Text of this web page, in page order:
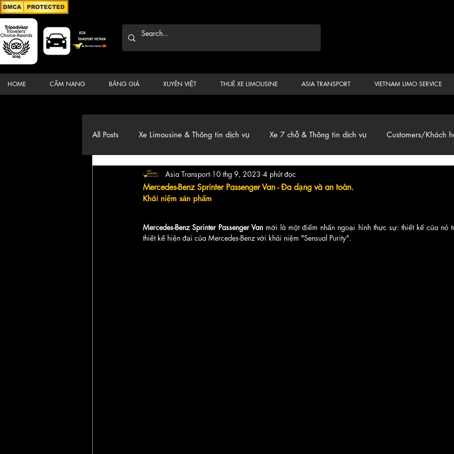
HOME CẨM NANG BẢNG GIÁ XUYÊN VIỆT THUÊ XE LIMOUSINE ASIA TRANSPORT VIETNAM LIMO SERVICE
All Posts Xe Limousine & Thông tin dịch vụ Xe 7 chỗ & Thông tin dịch vụ Customers/Khách
Thương hiệu, du lịch, Xe, điểm đến Car & Van, Travel Vietnam, News
Mercedes-Benz Sprinter Passenger Van - Đa dạng và an toàn.
Asia Transport 10 thg 9, 2023 4 phút đọc
Khái niệm sản phẩm
Mercedes-Benz Sprinter Passenger Van mới là một điểm nhấn ngoại hình thực sự: thiết kế của nó
thiết kế hiện đại của Mercedes-Benz với khái niệm "Sensual Purity".